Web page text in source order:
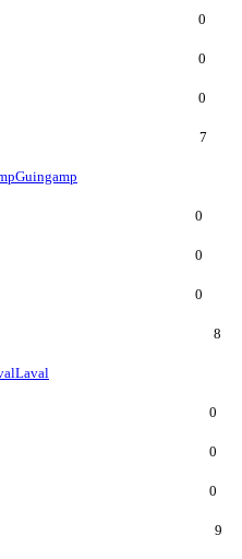
0
0
0
7
Guingamp
0
0
0
8
Laval
0
0
0
9